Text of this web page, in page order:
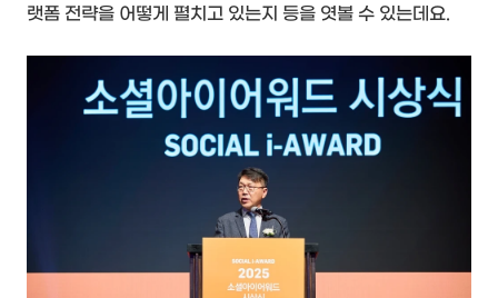
랫폼 전략을 어떻게 펼치고 있는지 등을 엿볼 수 있는데요.